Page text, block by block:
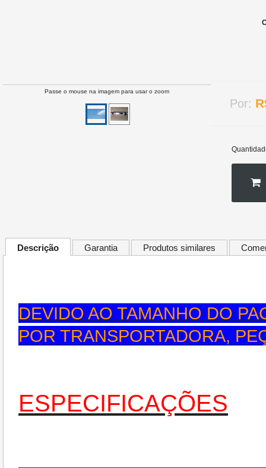
Passe o mouse na imagem para usar o zoom
Por:
Descrição Garantia Produtos similares
DEVIDO AO TAMANHO DO
POR TRANSPORTADORA,
ESPECIFICAÇÕES